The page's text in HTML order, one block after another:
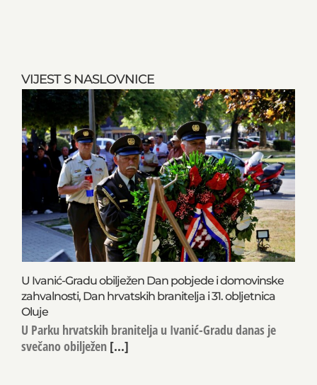
VIJEST S NASLOVNICE
U Ivanić-Gradu obilježen Dan pobjede i domovinske
zahvalnosti, Dan hrvatskih branitelja i 31. obljetnica
Oluje
U Parku hrvatskih branitelja u Ivanić-Gradu danas je
svečano obilježen [...]